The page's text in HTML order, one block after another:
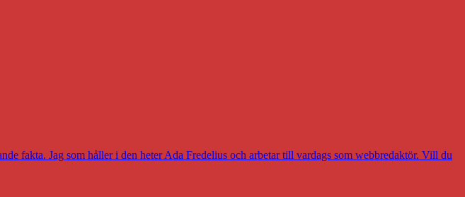
fakta. Jag som håller i den heter Ada Fredelius och arbetar till vardags som webbredaktör. Vill du